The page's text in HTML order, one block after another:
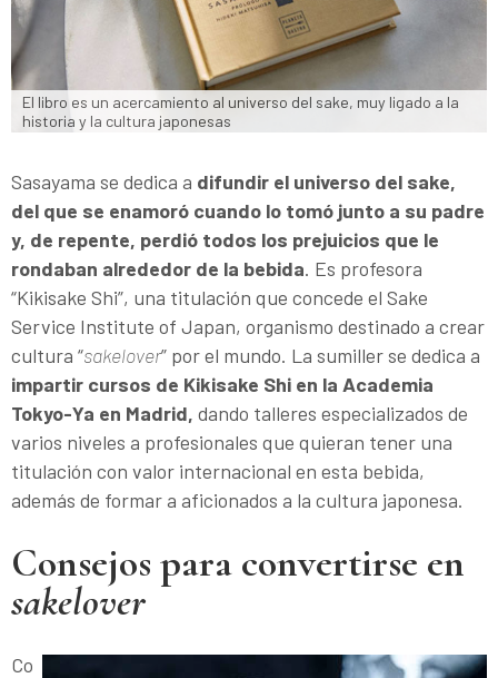
El libro es un acercamiento al universo del sake, muy ligado a la
historia y la cultura japonesas
Sasayama se dedica a difundir el universo del sake,
del que se enamoró cuando lo tomó junto a su padre
y, de repente, perdió todos los prejuicios que le
rondaban alrededor de la bebida. Es profesora
“Kikisake Shi”, una titulación que concede el Sake
Service Institute of Japan, organismo destinado a crear
cultura “sakelover” por el mundo. La sumiller se dedica a
impartir cursos de Kikisake Shi en la Academia
Tokyo-Ya en Madrid, dando talleres especializados de
varios niveles a profesionales que quieran tener una
titulación con valor internacional en esta bebida,
además de formar a aficionados a la cultura japonesa.
Consejos para convertirse en
sakelover
Co